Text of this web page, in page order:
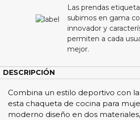
Las prendas
subimos en gama
innovador y
permiten a cada
mejor.
DESCRIPCIÓN
Combina un estilo deportivo con
esta chaqueta de cocina para
moderno diseño en dos